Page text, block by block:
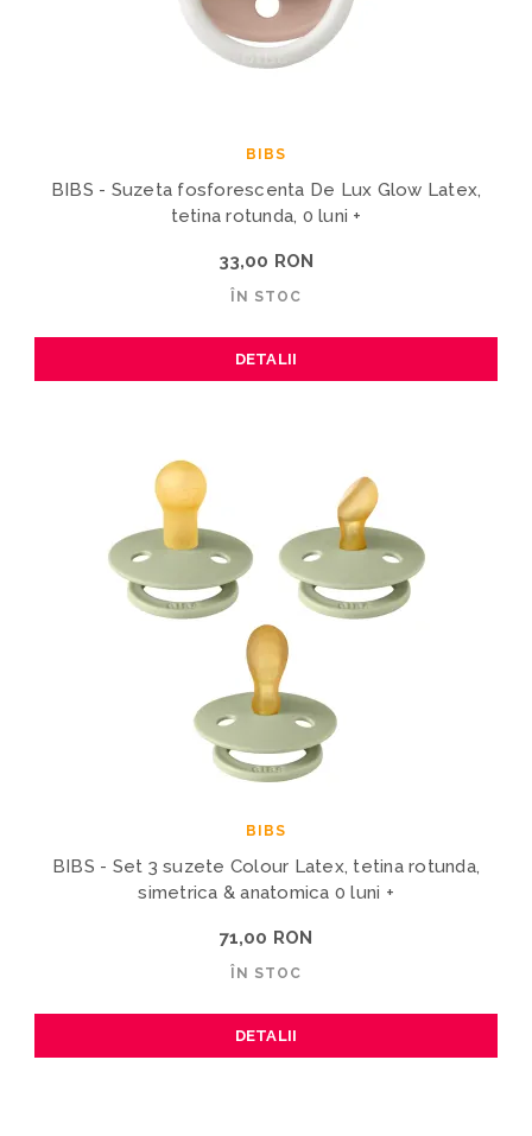
BIBS
BIBS - Suzeta fosforescenta De Lux Glow Latex,
tetina rotunda, 0 luni +
33,00 RON
ÎN STOC
DETALII
BIBS
BIBS - Set 3 suzete Colour Latex, tetina rotunda,
simetrica & anatomica 0 luni +
71,00 RON
ÎN STOC
DETALII